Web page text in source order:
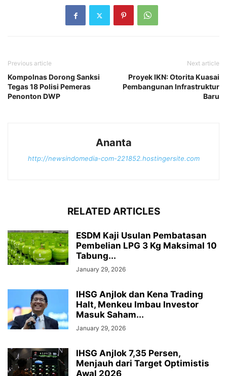
Previous article
Kompolnas Dorong Sanksi
Tegas 18 Polisi Pemeras
Penonton DWP
Next article
Proyek IKN: Otorita Kuasai
Pembangunan Infrastruktur
Baru
Ananta
http://newsindomedia-com-221852.hostingersite.com
RELATED ARTICLES
ESDM Kaji Usulan Pembatasan
Pembelian LPG 3 Kg Maksimal 10
Tabung...
January 29, 2026
IHSG Anjlok dan Kena Trading
Halt, Menkeu Imbau Investor
Masuk Saham...
January 29, 2026
IHSG Anjlok 7,35 Persen,
Menjauh dari Target Optimistis
Awal 2026